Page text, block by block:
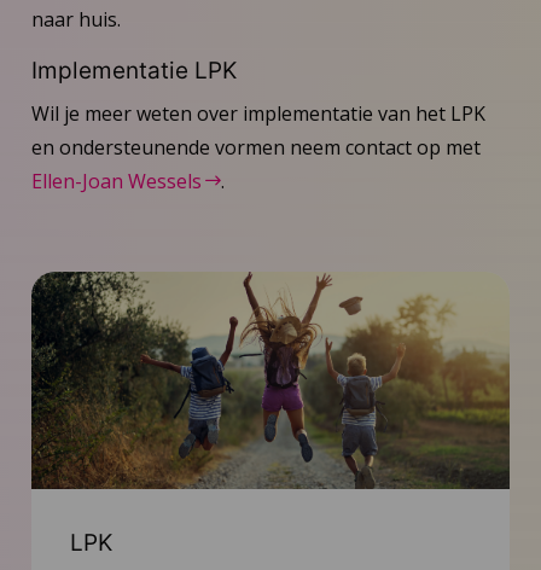
naar huis.
Implementatie LPK
Wil je meer weten over implementatie van het LPK
en ondersteunende vormen neem contact op met
Ellen-Joan Wessels
.
LPK